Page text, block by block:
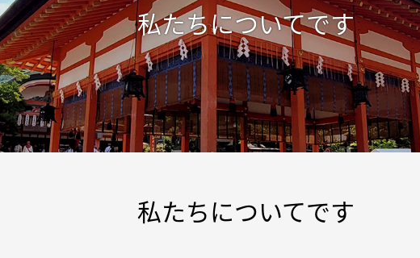
私たちについてです
私たちについてです